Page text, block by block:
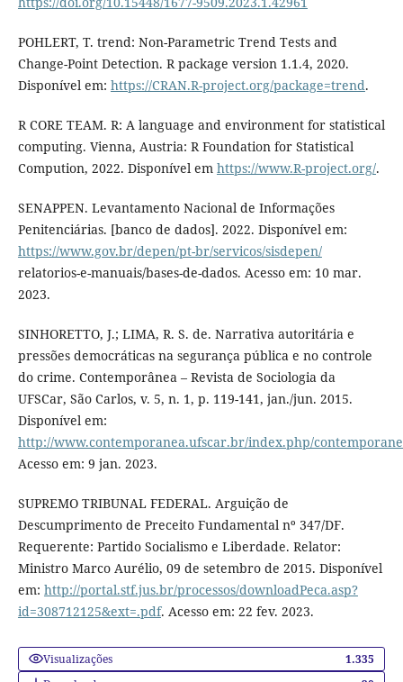
POHLERT, T. trend: Non-Parametric Trend Tests and
Change-Point Detection. R package version 1.1.4, 2020.
Disponível em: https://CRAN.R-project.org/package=trend.
R CORE TEAM. R: A language and environment for statistical
computing. Vienna, Austria: R Foundation for Statistical
Compution, 2022. Disponível em https://www.R-project.org/.
SENAPPEN. Levantamento Nacional de Informações
Penitenciárias. [banco de dados]. 2022. Disponível em:
https://www.gov.br/depen/pt-br/servicos/sisdepen/
relatorios-e-manuais/bases-de-dados. Acesso em: 10 mar.
2023.
SINHORETTO, J.; LIMA, R. S. de. Narrativa autoritária e
pressões democráticas na segurança pública e no controle
do crime. Contemporânea – Revista de Sociologia da
UFSCar, São Carlos, v. 5, n. 1, p. 119-141, jan./jun. 2015.
Disponível em:
http://www.contemporanea.ufscar.br/index.php/
Acesso em: 9 jan. 2023.
SUPREMO TRIBUNAL FEDERAL. Arguição de
Descumprimento de Preceito Fundamental nº 347/DF.
Requerente: Partido Socialismo e Liberdade. Relator:
Ministro Marco Aurélio, 09 de setembro de 2015. Disponível
em: http://portal.stf.jus.br/processos/downloadPeca.asp?
id=308712125&ext=.pdf. Acesso em: 22 fev. 2023.
Visualizações
1.335